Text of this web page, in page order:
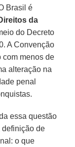
Brasil é
da
do Decreto
A Convenção
com menos de
alteração na
penal
essa questão
definição de
o que